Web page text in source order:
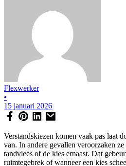
Flexwerker
•
15 januari 2026
Verstandskiezen komen vaak pas laat
van. In andere gevallen veroorzaken
tandvlees of de kies ernaast. Dat
ruimtegebrek of wanneer een kies